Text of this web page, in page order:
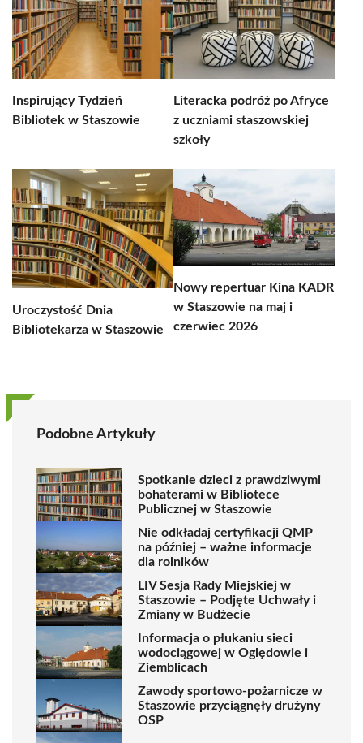
Inspirujący Tydzień
Bibliotek w Staszowie
Literacka podróż po Afryce
z uczniami staszowskiej
szkoły
Uroczystość Dnia
Bibliotekarza w Staszowie
Nowy repertuar Kina KADR
w Staszowie na maj i
czerwiec 2026
Podobne Artykuły
Spotkanie dzieci z prawdziwymi
bohaterami w Bibliotece
Publicznej w Staszowie
Nie odkładaj certyfikacji QMP
na później – ważne informacje
dla rolników
LIV Sesja Rady Miejskiej w
Staszowie – Podjęte Uchwały i
Zmiany w Budżecie
Informacja o płukaniu sieci
wodociągowej w Oględowie i
Ziemblicach
Zawody sportowo-pożarnicze w
Staszowie przyciągnęły drużyny
OSP